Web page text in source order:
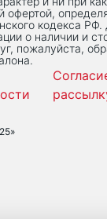
офертой,
кодекса РФ.
о наличии и
пожалуйста,